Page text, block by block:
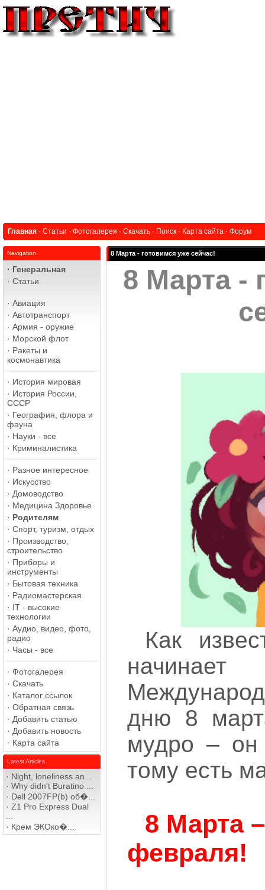
Главная · Статьи · Фотогалерея · Скачать · Поиск · Карта сайта · Форум
Navigation
· Генеральная
· Статьи
· Авиация
· Автотранспорт
· Армия - оружие
· Морской флот
· Ракеты и
космонавтика
· История мировая
· История России,
СССР
· География, флора и
фауна
· Науки - все
· Криминалистика
· Разное интересное
· Искусство
· Домоводство
· Медицина Здоровье
· Родителям
· Спорт, туризм, отдых
· Производство,
строительство
· Приборы и
инструменты
· Бытовая техника
· Радиомастерская
· IT - высокие
технологии
· Аудио, видео, фото,
радио
· Часы - все
· Фотогалерея
· Скачать
· Каталог ссылок
· Обратная связь
· Добавить статью
· Добавить новость
· Карта сайта
Latest Articles
· Night, loneliness an...
· Why didn't Buratino ...
· Dell 2007FP(b) об�...
· Z1 Pro Express Dual
· Крем ЭКОко�...
8 Марта - готовимся уже сейчас!
8 Марта -
Как
дню 8
мудро – он
тому есть
8 Марта
февраля!